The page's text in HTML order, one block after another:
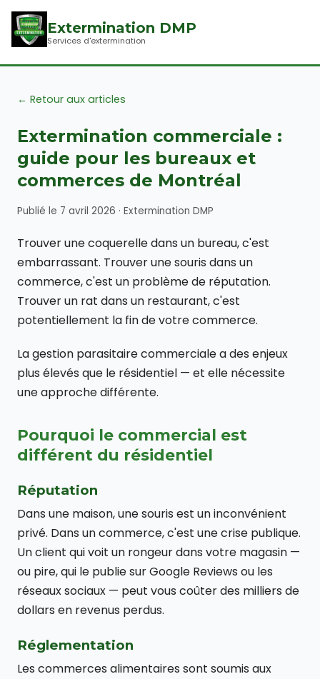
Extermination DMP
Services d'extermination
← Retour aux articles
Extermination commerciale :
guide pour les bureaux et
commerces de Montréal
Publié le 7 avril 2026 · Extermination DMP
Trouver une coquerelle dans un bureau, c'est
embarrassant. Trouver une souris dans un
commerce, c'est un problème de réputation.
Trouver un rat dans un restaurant, c'est
potentiellement la fin de votre commerce.
La gestion parasitaire commerciale a des enjeux
plus élevés que le résidentiel — et elle nécessite
une approche différente.
Pourquoi le commercial est
différent du résidentiel
Réputation
Dans une maison, une souris est un inconvénient
privé. Dans un commerce, c'est une crise publique.
Un client qui voit un rongeur dans votre magasin —
ou pire, qui le publie sur Google Reviews ou les
réseaux sociaux — peut vous coûter des milliers de
dollars en revenus perdus.
Réglementation
Les commerces alimentaires sont soumis aux